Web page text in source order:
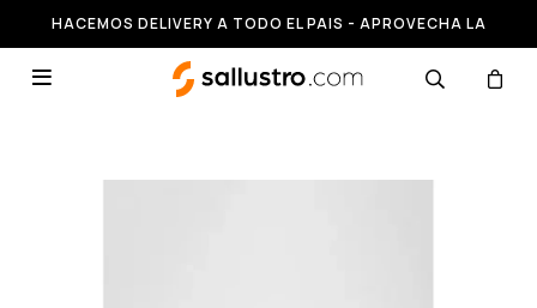
HACEMOS DELIVERY A TODO EL PAIS - APROVECHA LA
RUNNING HASTA 50% OFF
